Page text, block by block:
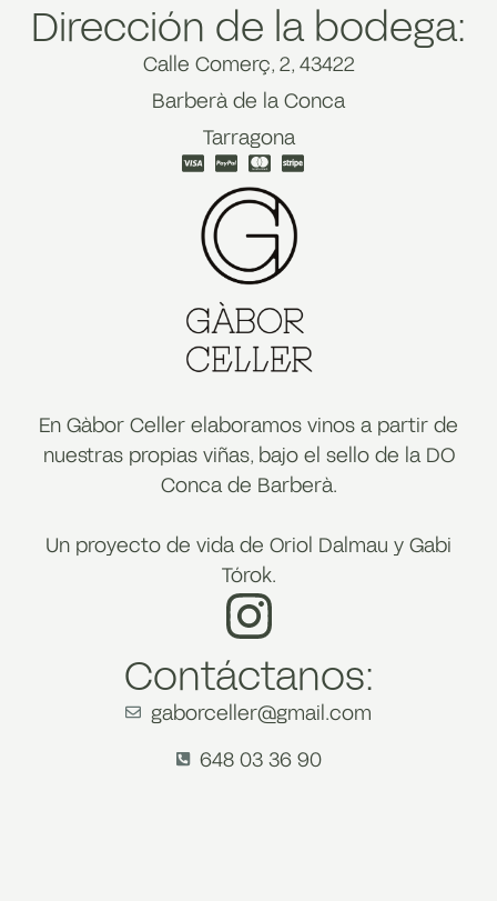
Dirección de la bodega:
Calle Comerç, 2, 43422
Barberà de la Conca
Tarragona
En Gàbor Celler elaboramos vinos a partir de
nuestras propias viñas, bajo el sello de la DO
Conca de Barberà.
Un proyecto de vida de Oriol Dalmau y Gabi
Tórok.
Contáctanos:
gaborceller@gmail.com
648 03 36 90